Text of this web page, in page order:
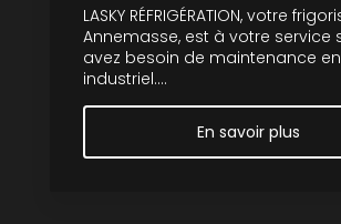
LASKY RÉFRIGÉRATION, votre
Annemasse, est à votre service
avez besoin de maintenance
industriel....
En savoir plus